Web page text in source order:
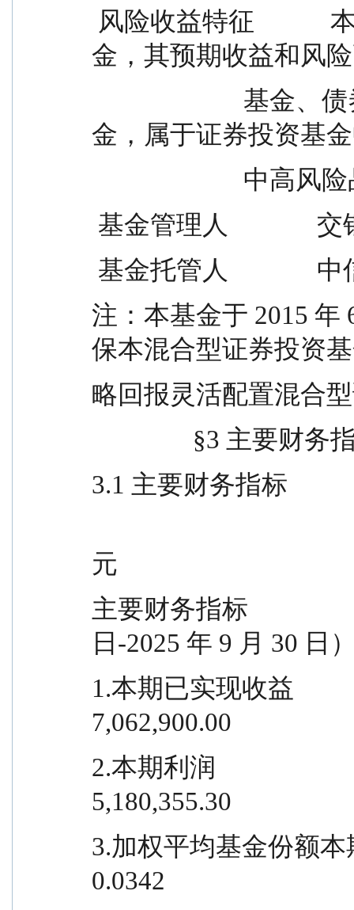
金，其预期收益和风
金，属于证券投资基
基金管理人
基金托管人
注：本基金于 2015 年
保本混合型证券投资
略回报灵活配置混合
§3
3.1 主要财务指标
元
主要财务指标
日-2025 年 9 月 30 日
1.本期已实现收益
7,062,900.00
2.本期利润
5,180,355.30
3.加权平均基金份额本
0.0342